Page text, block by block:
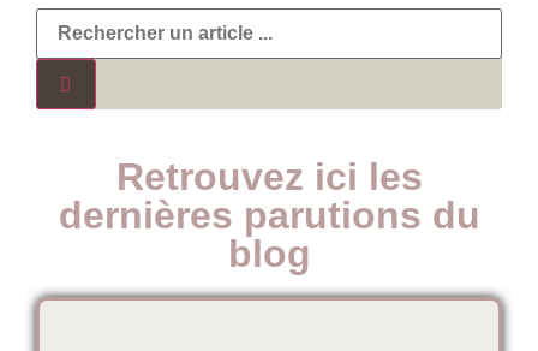
Retrouvez ici les
dernières parutions du
blog